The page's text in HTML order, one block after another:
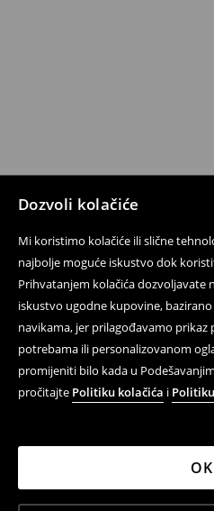
Dozvoli kolačiće
Mi koristimo kolačiće ili slične
najbolje moguće iskustvo dok
Prihvatanjem kolačića dozvoljavate
iskustvo ugodne kupovine,
navikama, jer prilagođavamo prikaz
potrebama ili personalizovanom
promijeniti bilo kada u
pročitajte Politiku kolačića i
OK